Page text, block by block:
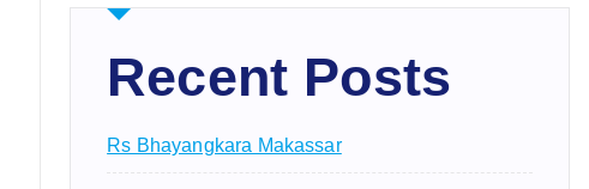
Recent Posts
Rs Bhayangkara Makassar